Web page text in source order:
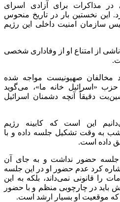
در مذاکرات برای آزادی اسرای
این نخستین بار در تاریخ منحوس
سازمان امنیت داخلی این رژیم
ناشی از امتناع او از وفاداری شخصی
مخالفان صهیونیست مواجه شده
حزب «اسرائیل خانه ما»، می‌گوید
دقیقاً آنچه دشمنان اسرائیل
این است که کابینه رژیم
حدود ساعت ۱۱ شب به وقت تشکیل جلسه داده و با
داده است.
جلسه حضور نداشت و به جای آن
اشاره کرد عدم حضور او در این جلسه
را قانونی نمی‌داند، بلکه به این
باید در چارچوبی منظم و با حضور
که موقعیت او بسیار ارشد است.